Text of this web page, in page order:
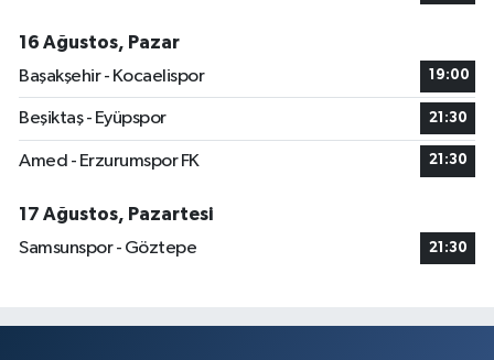
16 Ağustos, Pazar
Başakşehir - Kocaelispor
19:00
Beşiktaş - Eyüpspor 21:30
Amed - Erzurumspor FK 21:30
17 Ağustos, Pazartesi
Samsunspor - Göztepe
21:30